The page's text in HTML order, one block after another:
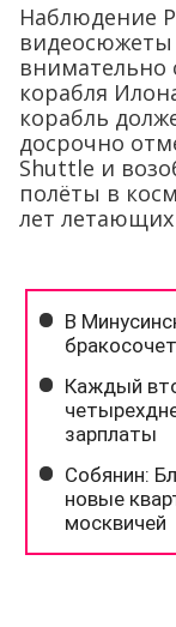
Наблюдение
видеосюжеты
внимательно
корабля
корабль
досрочно
Shuttle и
полёты в
лет летающих